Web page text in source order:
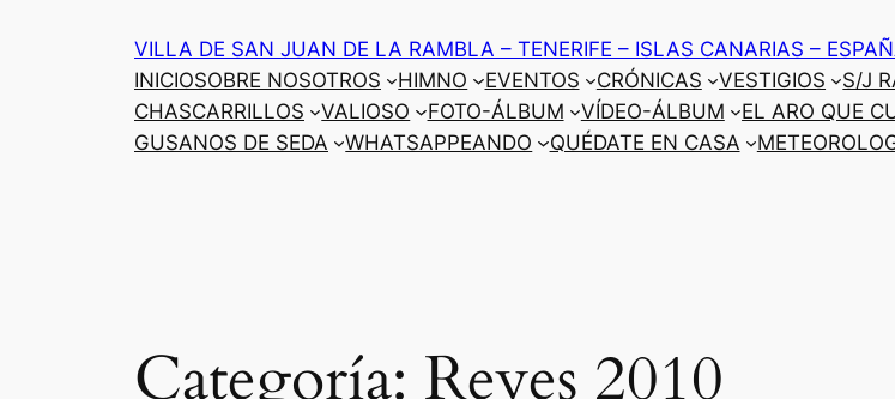
VILLA DE SAN JUAN DE LA RAMBLA – TENERIFE – ISLAS CANARIAS –
INICIOSOBRE NOSOTROS HIMNO EVENTOS CRÓNICAS VESTIGIOS S/J
CHASCARRILLOS
VALIOSO FOTO-ÁLBUM VÍDEO-ÁLBUM EL ARO QUE
GUSANOS DE SEDA
WHATSAPPEANDO QUÉDATE EN CASA
Categoría: Reyes 2010